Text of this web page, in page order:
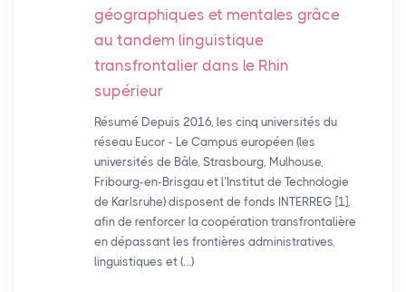
géographiques et mentales grâce
au tandem linguistique
transfrontalier dans le Rhin
supérieur
Résumé Depuis 2016, les cinq universités du
réseau Eucor - Le Campus européen (les
universités de Bâle, Strasbourg, Mulhouse,
Fribourg-en-Brisgau et l’Institut de Technologie
de Karlsruhe) disposent de fonds INTERREG [1],
afin de renforcer la coopération transfrontalière
en dépassant les frontières administratives,
linguistiques et (…)